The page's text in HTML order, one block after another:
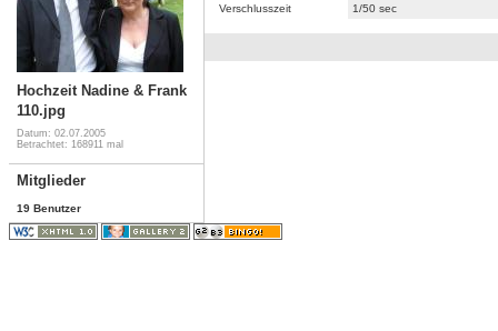
Hochzeit Nadine & Frank
110.jpg
Datum: 02.07.2005
Betrachtet: 168911 mal
Mitglieder
19 Benutzer
Verschlusszeit
1/50 sec